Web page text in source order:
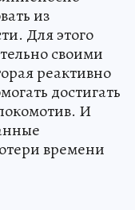
из
Для этого
своими
реактивно
достигать
И
времени